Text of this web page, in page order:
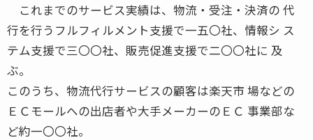
これまでのサービス実績は、物流・受注・決済の 代
行を行うフルフィルメント支援で一五〇社、情報シ ス
テム支援で三〇〇社、販売促進支援で二〇〇社に 及
ぶ。
このうち、物流代行サービスの顧客は楽天市 場などの
ＥＣモールへの出店者や大手メーカーのＥＣ 事業部な
ど約一〇〇社。